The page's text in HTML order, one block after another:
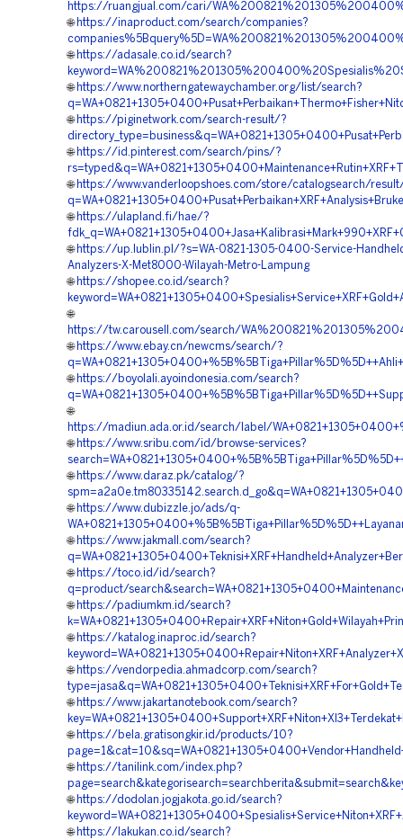
https://ruangjual.com/cari/
🌐 https://inaproduct.com/search/companies?
🌐 https://adasale.co.id/search?
🌐 https://www.northerngatewaychamber.org/list/search?
🌐 https://piginetwork.com/search-result/?
🌐 https://id.pinterest.com/search/pins/?
🌐 https://www.vanderloopshoes.com/store/catalogsearch/
🌐 https://ulapland.fi/hae/?
🌐 https://up.lublin.pl/?s=WA-0821-1305-0400-Service-
Analyzers-X-Met8000-Wilayah-Metro-Lampung
🌐 https://shopee.co.id/search?
🌐
https://tw.carousell.com/search/
🌐 https://www.ebay.cn/newcms/search/?
🌐 https://boyolali.ayoindonesia.com/search?
🌐
https://madiun.ada.or.id/search/label/
🌐 https://www.sribu.com/id/browse-services?
🌐 https://www.daraz.pk/catalog/?
🌐 https://www.dubizzle.jo/ads/q-
🌐 https://www.jakmall.com/search?
🌐 https://toco.id/id/search?
q=product/
🌐 https://padiumkm.id/search?
🌐 https://katalog.inaproc.id/search?
🌐 https://vendorpedia.ahmadcorp.com/search?
🌐 https://www.jakartanotebook.com/search?
🌐 https://bela.gratisongkir.id/products/10?
🌐 https://tanilink.com/index.php?
🌐 https://dodolan.jogjakota.go.id/search?
🌐 https://lakukan.co.id/search?